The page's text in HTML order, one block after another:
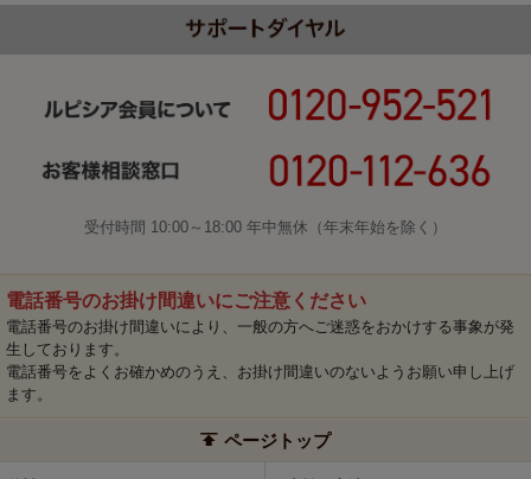
受付時間 10:00～18:00 年中無休（年末年始を除く）
電話番号のお掛け間違いにご注意ください
電話番号のお掛け間違いにより、一般の方へご迷惑をおかけする事象が発
生しております。
電話番号をよくお確かめのうえ、お掛け間違いのないようお願い申し上げ
ます。
ページトップ